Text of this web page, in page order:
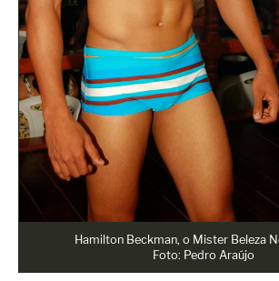
Hamilton Beckman, o Mister Beleza
Foto: Pedro Araújo